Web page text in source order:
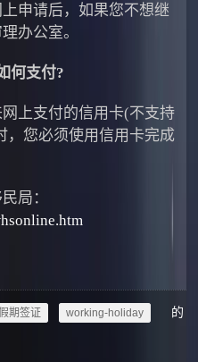
申请后，如果您不想继
办公室。
何支付?
上支付的信用卡(不支持
，您必须使用信用卡完成
局：
期签证 working-holiday
的